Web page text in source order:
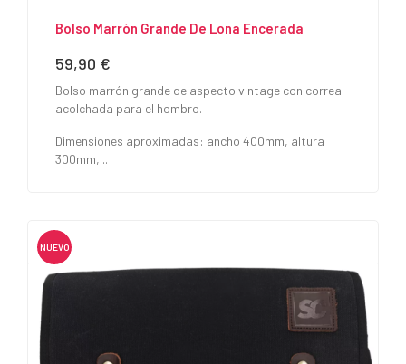
Bolso Marrón Grande De Lona Encerada
Precio
59,90 €
Bolso marrón grande de aspecto vintage con correa
acolchada para el hombro.
Dimensiones aproximadas: ancho 400mm, altura
300mm,...
NUEVO